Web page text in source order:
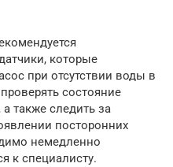
которые
при отсутствии воды в
состояние
также следить за
посторонних
немедленно
к специалисту.